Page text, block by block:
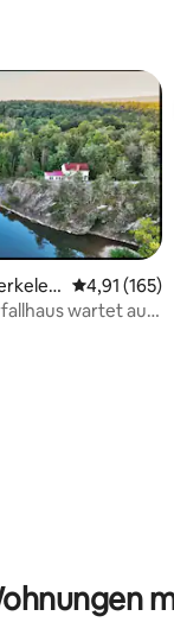
5, 344
4,91 (165)
wartet auf